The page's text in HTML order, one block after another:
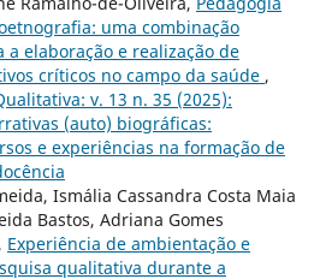
uma combinação
a elaboração e realização de
críticos no campo da saúde ,
v. 13 n. 35 (2025):
(auto) biográficas:
e experiências na formação de
Ismália Cassandra Costa Maia
Bastos, Adriana Gomes
Experiência de ambientação e
qualitativa durante a